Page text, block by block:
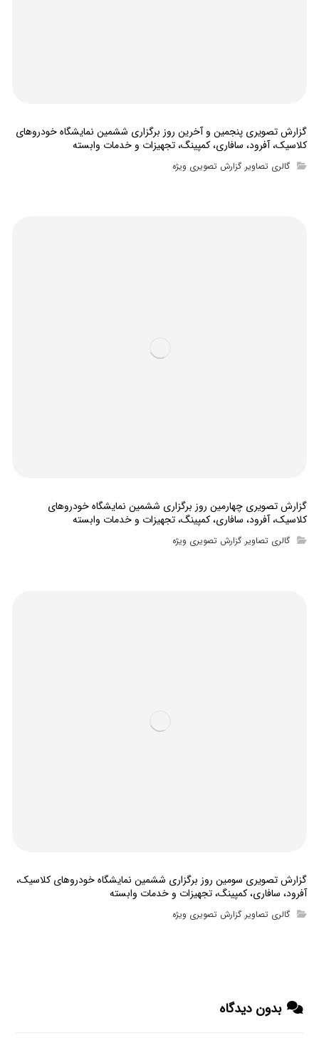
گزارش تصویری پنجمین و آخرین روز برگزاری ششمین نمایشگاه خودروهای
کلاسیک، آفرود، سافاری، کمپینگ، تجهیزات و خدمات وابسته
گالری تصاویر,گزارش تصویری ویژه
گزارش تصویری چهارمین روز برگزاری ششمین نمایشگاه خودروهای
کلاسیک، آفرود، سافاری، کمپینگ، تجهیزات و خدمات وابسته
گالری تصاویر,گزارش تصویری ویژه
گزارش تصویری سومین روز برگزاری ششمین نمایشگاه خودروهای کلاسیک،
آفرود، سافاری، کمپینگ، تجهیزات و خدمات وابسته
گالری تصاویر,گزارش تصویری ویژه
بدون دیدگاه